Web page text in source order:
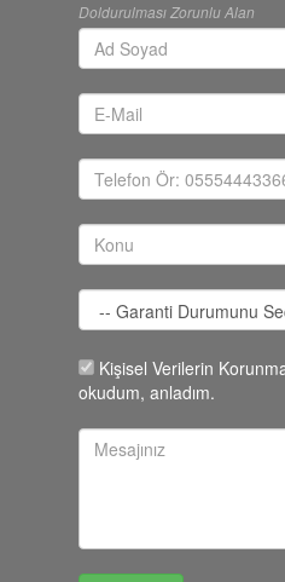
Doldurulması Zorunlu Alan
Kişisel Verilerin
okudum, anladım.